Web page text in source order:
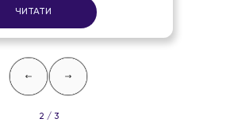
ЧИТАТИ
2 / 3